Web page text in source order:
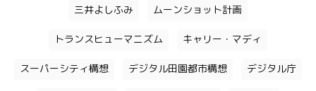
三井よしふみ ムーンショット計画
トランスヒューマニズム キャリー・マディ
スーパーシティ構想 デジタル田園都市構想 デジタル庁